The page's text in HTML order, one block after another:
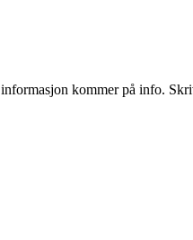
kommer på info.